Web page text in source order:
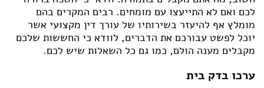
לכם ואם לא התייעצו עם מומחים. רבים המקרים בהם
מומלץ אף להיעזר בשירותיו של עורך דין מקצועי אשר
יוכל לפשט עבורכם את הדברים, לוודא כי החששות שלכם
מקבלים מענה הולם, כמו גם כל השאלות שיש לכם.
ערכו בדק בית